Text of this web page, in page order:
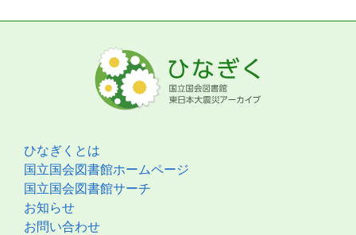
ひなぎくとは
国立国会図書館ホームページ
国立国会図書館サーチ
お知らせ
お問い合わせ